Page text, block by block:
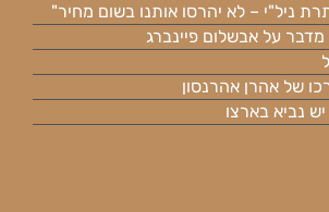
ניל"י – לא יהרסו אותנו בשום מחיר"
על אבשלום פיינברג
של אהרן אהרנסון
יש נביא בארצו